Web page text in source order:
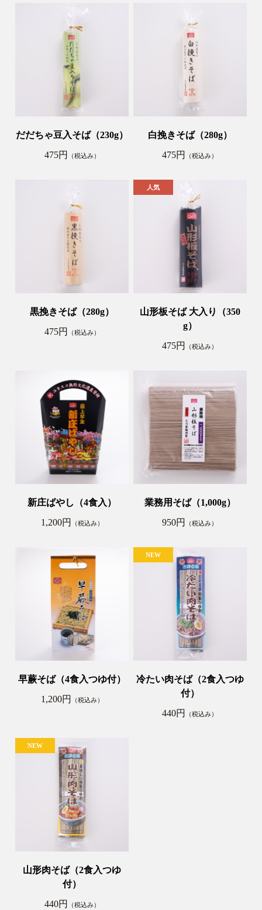
だだちゃ豆入そば（230g）
475円
（税込み）
白挽きそば（280g）
475円
（税込み）
黒挽きそば（280g）
475円
（税込み）
山形板そば 大入り（350
g）
475円
（税込み）
新庄ばやし（4食入）
1,200円
（税込み）
業務用そば（1,000g）
950円
（税込み）
早蕨そば（4食入つゆ付）
1,200円
（税込み）
冷たい肉そば（2食入つゆ
付）
440円
（税込み）
山形肉そば（2食入つゆ
付）
440円
（税込み）